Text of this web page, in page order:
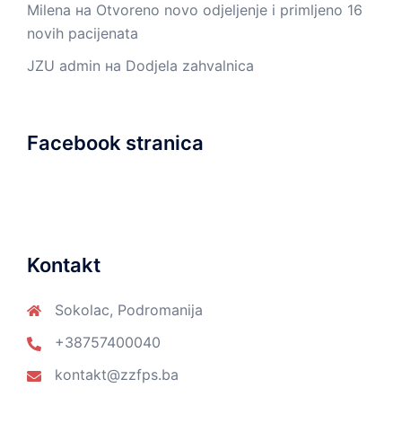
Milena на Otvoreno novo odjeljenje i primljeno 16
novih pacijenata
JZU admin на Dodjela zahvalnica
Facebook stranica
Kontakt
Sokolac, Podromanija
+38757400040
kontakt@zzfps.ba